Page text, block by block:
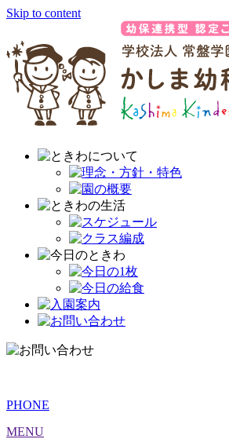
Skip to content
PHONE
MENU